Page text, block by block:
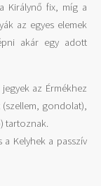
Királynő fix, míg a
az egyes elemek
akár egy adott
az Érmékhez
(szellem, gondolat),
tartoznak.
Kelyhek a passzív